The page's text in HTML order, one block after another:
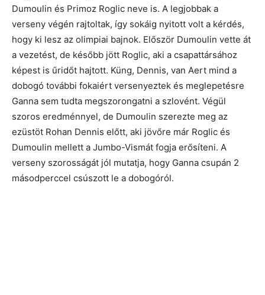
Dumoulin és Primoz Roglic neve is. A legjobbak a
verseny végén rajtoltak, így sokáig nyitott volt a kérdés,
hogy ki lesz az olimpiai bajnok. Először Dumoulin vette át
a vezetést, de később jött Roglic, aki a csapattársához
képest is űridőt hajtott. Küng, Dennis, van Aert mind a
dobogó további fokaiért versenyeztek és meglepetésre
Ganna sem tudta megszorongatni a szlovént. Végül
szoros eredménnyel, de Dumoulin szerezte meg az
ezüstöt Rohan Dennis előtt, aki jövőre már Roglic és
Dumoulin mellett a Jumbo-Vismát fogja erősíteni. A
verseny szorosságát jól mutatja, hogy Ganna csupán 2
másodperccel csúszott le a dobogóról.